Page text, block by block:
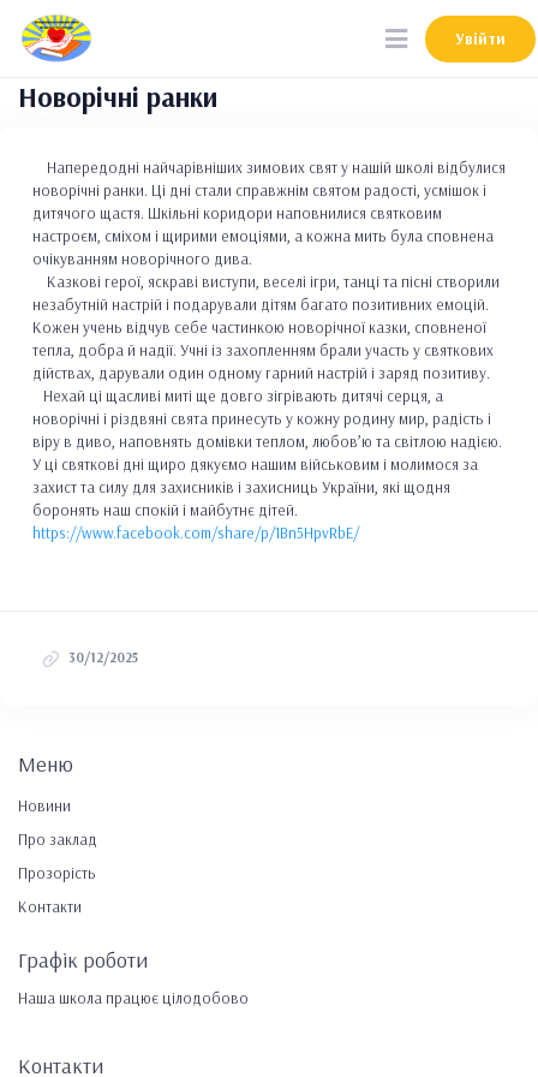
Увійти
Увійти
Новорічні ранки
Напередодні найчарівніших зимових свят у нашій школі відбулися
новорічні ранки. Ці дні стали справжнім святом радості, усмішок і
дитячого щастя. Шкільні коридори наповнилися святковим
настроєм, сміхом і щирими емоціями, а кожна мить була сповнена
очікуванням новорічного дива.
Казкові герої, яскраві виступи, веселі ігри, танці та пісні створили
незабутній настрій і подарували дітям багато позитивних емоцій.
Кожен учень відчув себе частинкою новорічної казки, сповненої
тепла, добра й надії. Учні із захопленням брали участь у святкових
дійствах, дарували один одному гарний настрій і заряд позитиву.
Нехай ці щасливі миті ще довго зігрівають дитячі серця, а
новорічні і різдвяні свята принесуть у кожну родину мир, радість і
віру в диво, наповнять домівки теплом, любов’ю та світлою надією.
У ці святкові дні щиро дякуємо нашим військовим і молимося за
захист та силу для захисників і захисниць України, які щодня
боронять наш спокій і майбутнє дітей.
https://www.facebook.com/share/p/1Bn5HpvRbE/
30/12/2025
Меню
Новини
Про заклад
Прозорість
Контакти
Графік роботи
Наша школа працює цілодобово
Контакти